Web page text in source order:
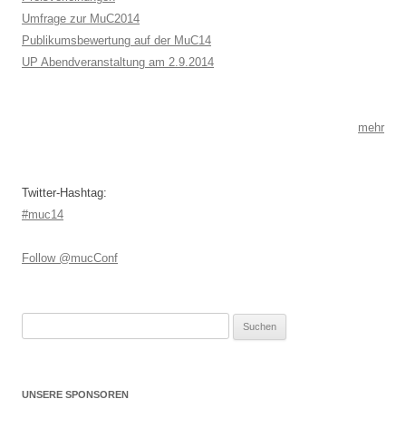
Umfrage zur MuC2014
Publikumsbewertung auf der MuC14
UP Abendveranstaltung am 2.9.2014
mehr
Twitter-Hashtag:
#muc14
Follow @mucConf
UNSERE SPONSOREN